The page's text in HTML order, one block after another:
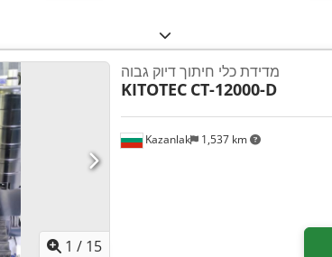
1 / 15
Kazanlak 1,537 km
מדידת כלי חיתוך דיוק גבוה
KITOTEC CT-12000-D